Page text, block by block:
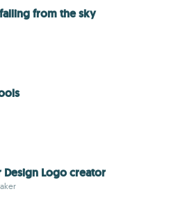
from the sky
Design Logo creator